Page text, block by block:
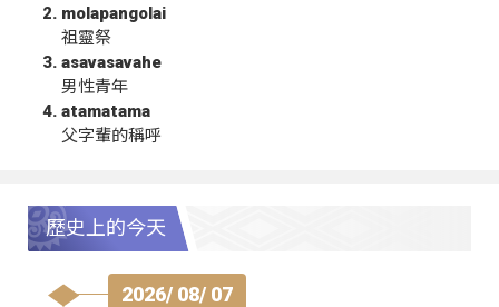
molapangolai
祖靈祭
asavasavahe
男性青年
atamatama
父字輩的稱呼
歷史上的今天
2026/ 08/ 07